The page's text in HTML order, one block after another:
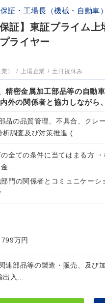
証・工場長（機械・自動車）
証】東証プライム
ライヤー
） 上場企業 土日祝休み
精密金属加工部品等の自動
外の関係者と協力しながら
品の品質管理、不具合、クレ
析調査及び対策推進 (…
の全ての条件に当てはまる方
…
部門の関係者とコミュニケー
万円
連部品等の製造・販売、及
出入…